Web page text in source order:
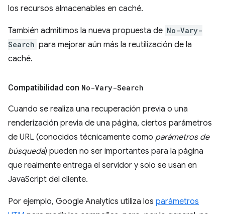
los recursos almacenables en caché.
También admitimos la nueva propuesta de No-Vary-
Search para mejorar aún más la reutilización de la
caché.
Compatibilidad con No-Vary-Search
Cuando se realiza una recuperación previa o una
renderización previa de una página, ciertos parámetros
de URL (conocidos técnicamente como parámetros de
búsqueda) pueden no ser importantes para la página
que realmente entrega el servidor y solo se usan en
JavaScript del cliente.
Por ejemplo, Google Analytics utiliza los parámetros